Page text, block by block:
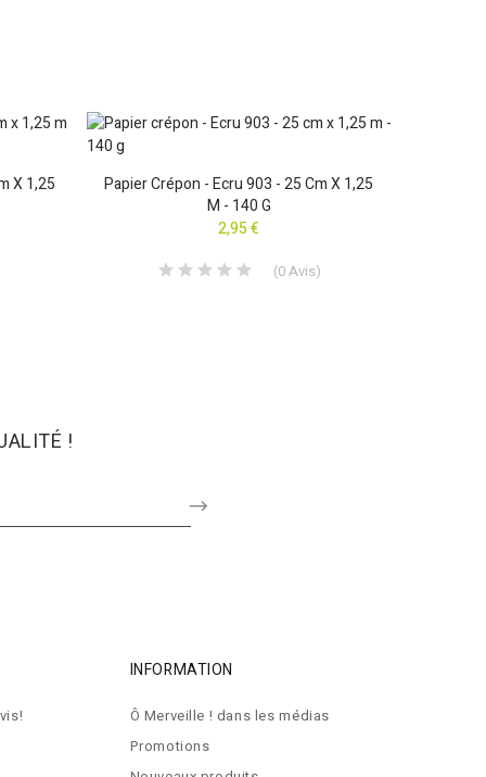
X 1,25
Papier Crépon - Ecru 903 - 25 Cm X 1,25
M - 140 G
2,95 €
(0Avis)
!
INFORMATION
Ô Merveille ! dans les médias
Promotions